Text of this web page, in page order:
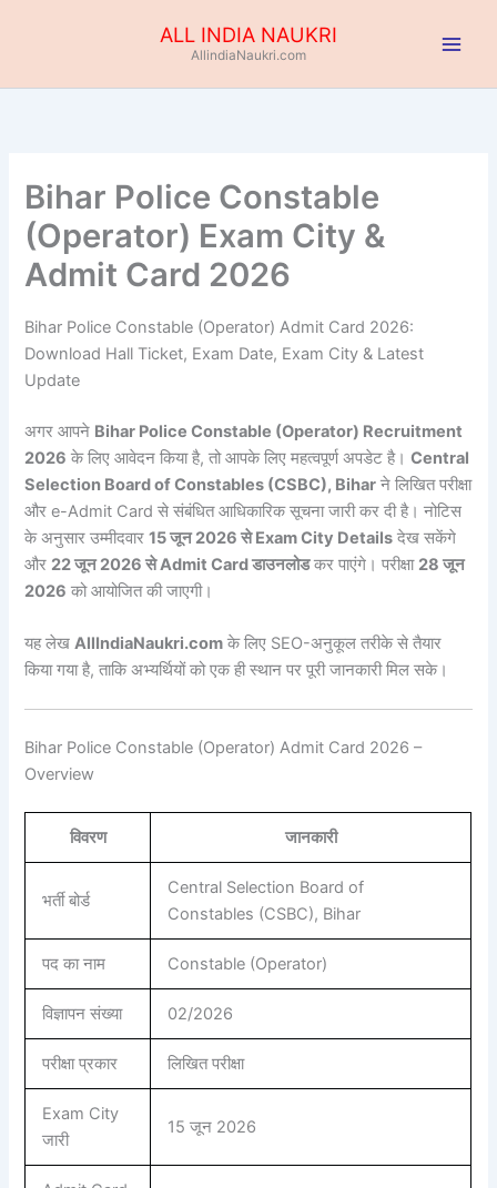
ALL INDIA NAUKRI
AllindiaNaukri.com
Bihar Police Constable
(Operator) Exam City &
Admit Card 2026
Bihar Police Constable (Operator) Admit Card 2026:
Download Hall Ticket, Exam Date, Exam City & Latest
Update
अगर आपने Bihar Police Constable (Operator) Recruitment
2026 के लिए आवेदन किया है, तो आपके लिए महत्वपूर्ण अपडेट है।Central
Selection Board of Constables (CSBC), Bihar ने लिखित परीक्षा
और e-Admit Card से संबंधित आधिकारिक सूचना जारी कर दी है। नोटिस
के अनुसार उम्मीदवार15 जून 2026 से Exam City Details देख सकेंगे
और 22 जून 2026 से Admit Card डाउनलोडकर पाएंगे। परीक्षा 28 जून
2026 को आयोजित की जाएगी।
यह लेखAllIndiaNaukri.com के लिए SEO-अनुकूल तरीके से तैयार
किया गया है, ताकि अभ्यर्थियों को एक ही स्थान पर पूरी जानकारी मिल सके।
Bihar Police Constable (Operator) Admit Card 2026 –
Overview
विवरण जानकारी
भर्ती बोर्ड
Central Selection Board of
Constables (CSBC), Bihar
पद का नाम Constable (Operator)
विज्ञापन संख्या 02/2026
परीक्षा प्रकार लिखित परीक्षा
Exam City
जारी
15 जून 2026